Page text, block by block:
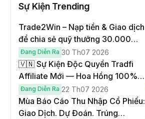
Sự Kiện Trending
Trade2Win – Nạp tiền & Giao dịch
để chia sẻ quỹ thưởng 30.000
USDT
Đang Diễn Ra 30 Th07 2026
🇻🇳 Sự Kiện Độc Quyền Tradfi
Affiliate Mới — Hoa Hồng 100% &
Hoàn Phí Qua Đêm
Đang Diễn Ra 22 Th07 2026
Mùa Báo Cáo Thu Nhập Cổ Phiếu:
Giao Dịch. Dự Đoán. Trúng